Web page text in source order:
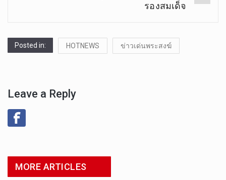
รองสมเด็จ
Posted in: HOTNEWS ข่าวเด่นพระสงฆ์
Leave a Reply
MORE ARTICLES